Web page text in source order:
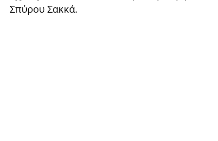
Σπύρου Σακκά.